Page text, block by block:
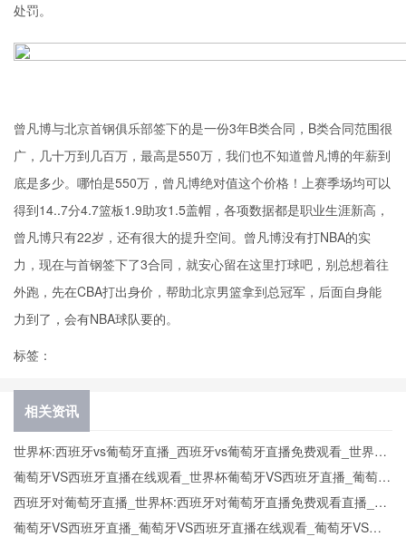
处罚。
曾凡博与北京首钢俱乐部签下的是一份3年B类合同，B类合同范围很
广，几十万到几百万，最高是550万，我们也不知道曾凡博的年薪到
底是多少。哪怕是550万，曾凡博绝对值这个价格！上赛季场均可以
得到14..7分4.7篮板1.9助攻1.5盖帽，各项数据都是职业生涯新高，
曾凡博只有22岁，还有很大的提升空间。曾凡博没有打NBA的实
力，现在与首钢签下了3合同，就安心留在这里打球吧，别总想着往
外跑，先在CBA打出身价，帮助北京男篮拿到总冠军，后面自身能
力到了，会有NBA球队要的。
标签：
相关资讯
世界杯:西班牙vs葡萄牙直播_西班牙vs葡萄牙直播免费观看_世界杯
今日西班牙vs葡萄牙直播在线观看高清视频直播
葡萄牙VS西班牙直播在线观看_世界杯葡萄牙VS西班牙直播_葡萄牙
VS西班牙比赛观看直达入口
西班牙对葡萄牙直播_世界杯:西班牙对葡萄牙直播免费观看直播_世
界杯西班牙对葡萄牙直播在线观看高清无插件
葡萄牙VS西班牙直播_葡萄牙VS西班牙直播在线观看_葡萄牙VS西